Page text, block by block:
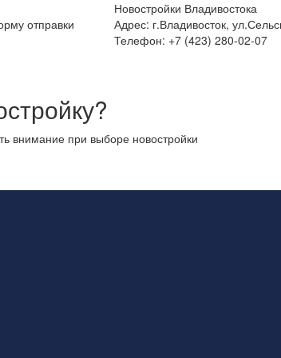
отправки
Новостройки Владивостока
Адрес: г.Владивосток,
Телефон: +7 (423) 280-02-07
внимание при выборе новостройки